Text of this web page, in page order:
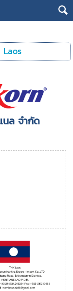
Laos
นล จำกัด